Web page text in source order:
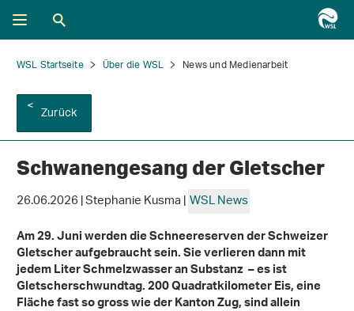
WSL Startseite Über die WSL News und Medienarbeit
Zurück
Schwanengesang der Gletscher
26.06.2026 | Stephanie Kusma |WSL News
Am 29. Juni werden die Schneereserven der Schweizer
Gletscher aufgebraucht sein. Sie verlieren dann mit
jedem Liter Schmelzwasser an Substanz – es ist
Gletscherschwundtag. 200 Quadratkilometer Eis, eine
Fläche fast so gross wie der Kanton Zug, sind allein